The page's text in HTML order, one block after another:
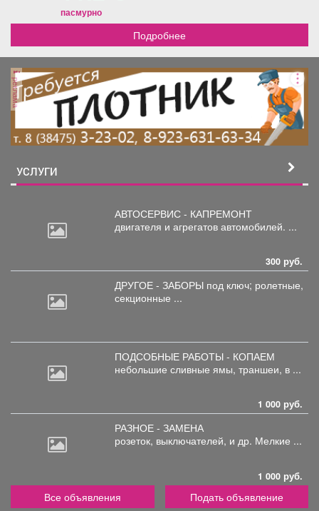
пасмурно
Подробнее
реклама
УСЛУГИ
АВТОСЕРВИС - КАПРЕМОНТ
двигателя и агрегатов автомобилей. ...
300 руб.
ДРУГОЕ - ЗАБОРЫ под ключ; ролетные,
секционные ...
ПОДСОБНЫЕ РАБОТЫ - КОПАЕМ
небольшие сливные ямы, траншеи, в ...
1 000 руб.
РАЗНОЕ - ЗАМЕНА
розеток, выключателей, и др. Мелкие ...
1 000 руб.
Все объявления Подать объявление